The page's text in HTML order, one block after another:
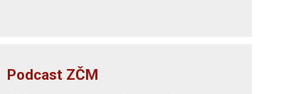
Podcast ZČM